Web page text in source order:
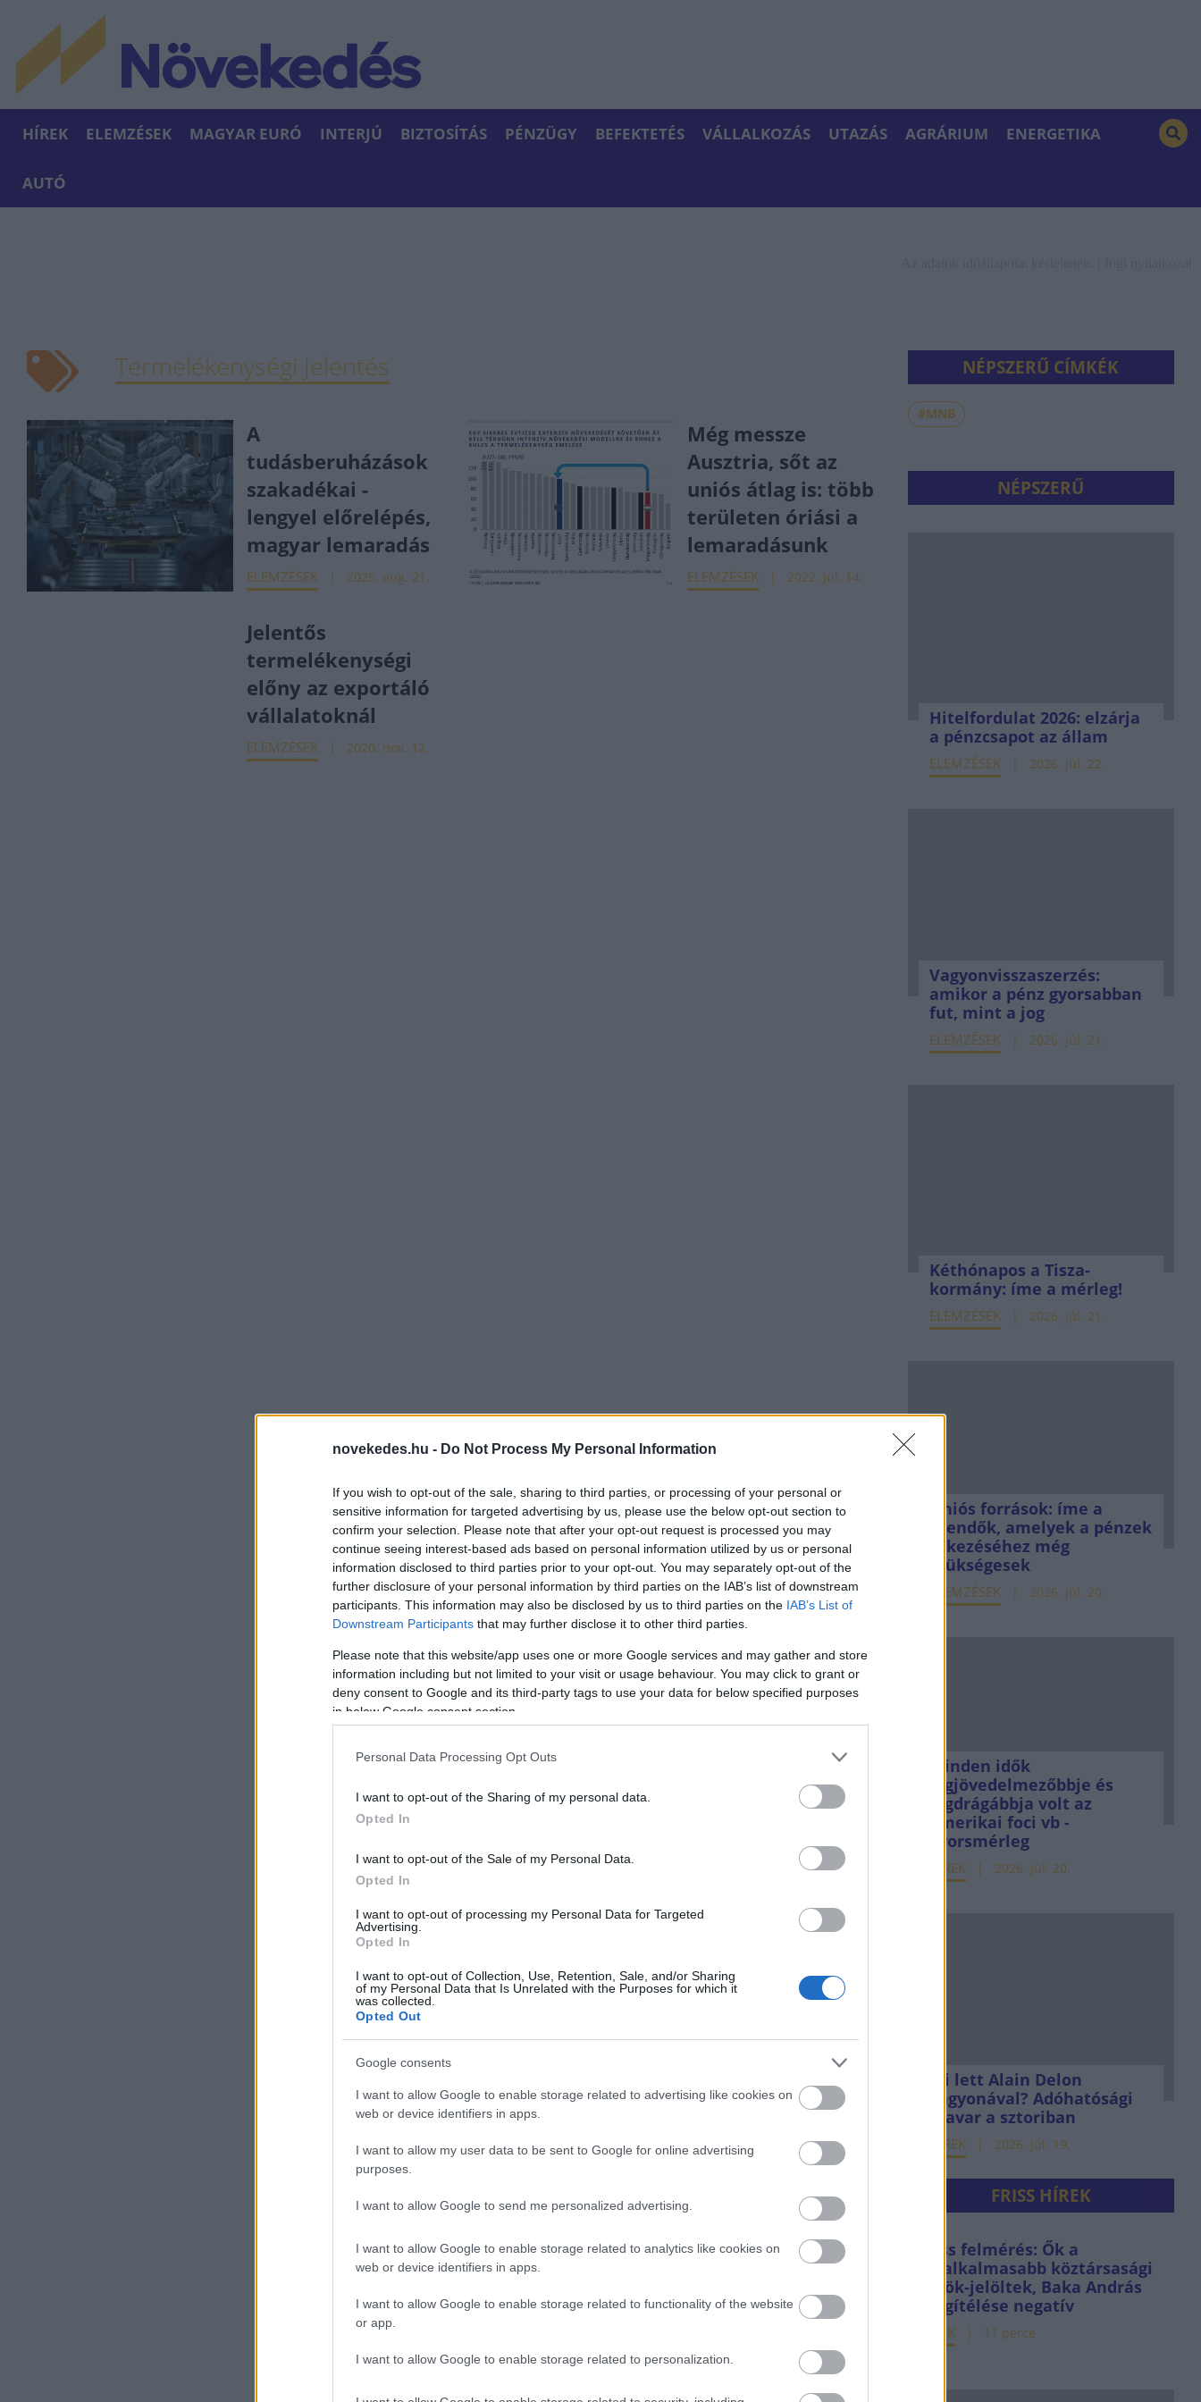
novekedes.hu - Do Not Process My Personal Information
If you wish to opt-out of the sale, sharing to third parties, or processing of your personal or
sensitive information for targeted advertising by us, please use the below opt-out section to
confirm your selection. Please note that after your opt-out request is processed you may
continue seeing interest-based ads based on personal information utilized by us or personal
information disclosed to third parties prior to your opt-out. You may separately opt-out of the
further disclosure of your personal information by third parties on the IAB’s list of downstream
participants. This information may also be disclosed by us to third parties on the IAB’s List of
Downstream Participants that may further disclose it to other third parties.
Please note that this website/app uses one or more Google services and may gather and store
information including but not limited to your visit or usage behaviour. You may click to grant or
deny consent to Google and its third-party tags to use your data for below specified purposes
in below Google consent section.
Personal Data Processing Opt Outs
I want to opt-out of the Sharing of my personal data.
Opted In
I want to opt-out of the Sale of my Personal Data.
Opted In
I want to opt-out of processing my Personal Data for Targeted
Advertising.
Opted In
I want to opt-out of Collection, Use, Retention, Sale, and/or Sharing
of my Personal Data that Is Unrelated with the Purposes for which it
was collected.
Opted Out
Google consents
I want to allow Google to enable storage related to advertising like cookies on
web or device identifiers in apps.
I want to allow my user data to be sent to Google for online advertising
purposes.
I want to allow Google to send me personalized advertising.
I want to allow Google to enable storage related to analytics like cookies on
web or device identifiers in apps.
I want to allow Google to enable storage related to functionality of the website
or app.
I want to allow Google to enable storage related to personalization.
HÍREK ELEMZÉSEK MAGYAR EURÓ INTERJÚ BIZTOSÍTÁS PÉNZÜGY BEFEKTETÉS VÁLLALKOZÁS UTAZÁS AGRÁRIUM ENERGETIKA
AUTÓ
Termelékenységi Jelentés
A
tudásberuházások
szakadékai -
lengyel előrelépés,
magyar lemaradás
ELEMZÉSEK 2025. aug. 21.
Még messze
Ausztria, sőt az
uniós átlag is: több
területen óriási a
lemaradásunk
ELEMZÉSEK 2022. júl. 14.
Jelentős
termelékenységi
előny az exportáló
vállalatoknál
ELEMZÉSEK 2020. nov. 12.
NÉPSZERŰ CÍMKÉK
#MNB
NÉPSZERŰ
Hitelfordulat 2026: elzárja
a pénzcsapot az állam
ELEMZÉSEK 2026. júl. 22.
Vagyonvisszaszerzés:
amikor a pénz gyorsabban
fut, mint a jog
ELEMZÉSEK 2026. júl. 21.
Kéthónapos a Tisza-
kormány: íme a mérleg!
ELEMZÉSEK 2026. júl. 21.
Uniós források: íme a
teendők, amelyek a pénzek
érkezéséhez még
szükségesek
ELEMZÉSEK 2026. júl. 20.
Minden idők
legjövedelmezőbbje és
legdrágábbja volt az
amerikai foci vb -
gyorsmérleg
HÍREK 2026. júl. 20.
Mi lett Alain Delon
vagyonával? Adóhatósági
csavar a sztoriban
HÍREK 2026. júl. 19.
FRISS HÍREK
Friss felmérés: Ők a
legalkalmasabb köztársasági
elnök-jelöltek, Baka András
megítélése negatív
HÍREK 11 perce